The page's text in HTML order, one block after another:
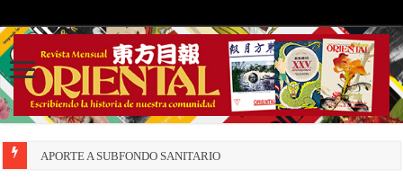
APORTE A SUBFONDO SANITARIO